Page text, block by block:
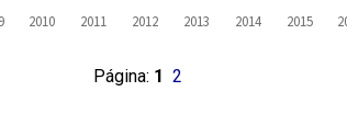
2010 2011 2012 2013 2014 2015
Página: 1 2